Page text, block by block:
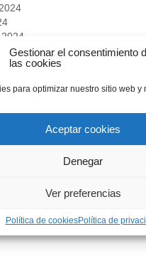
Gestionar el consentimiento
las cookies
para optimizar nuestro sitio web y
Aceptar cookies
Denegar
Ver preferencias
Política de cookiesPolítica de